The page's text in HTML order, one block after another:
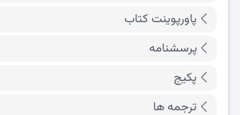
پاورپوینت کتاب
پرسشنامه
پکیج
ترجمه ها